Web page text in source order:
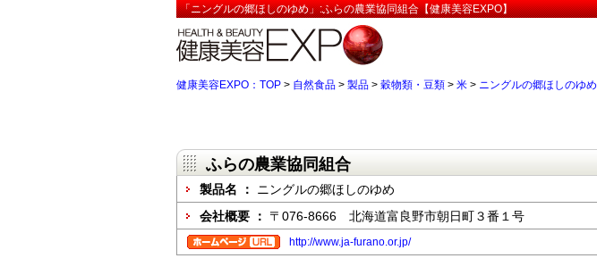
「ニングルの郷ほしのゆめ」:ふらの農業協同組合【健康美容EXPO】
健康美容EXPO：TOP > 自然食品 > 製品 > 穀物類・豆類 > 米 > ニングルの郷ほしのゆめ
ふらの農業協同組合
製品名 ： ニングルの郷ほしのゆめ
会社概要 ： 〒076-8666 北海道富良野市朝日町３番１号
http://www.ja-furano.or.jp/